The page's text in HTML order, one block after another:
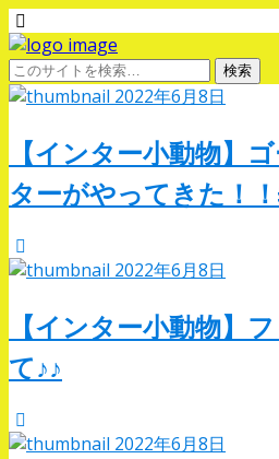
2022年6月8日
【インター小動物】
ターがやってきた！
2022年6月8日
【インター小動物】
て♪♪
2022年6月8日